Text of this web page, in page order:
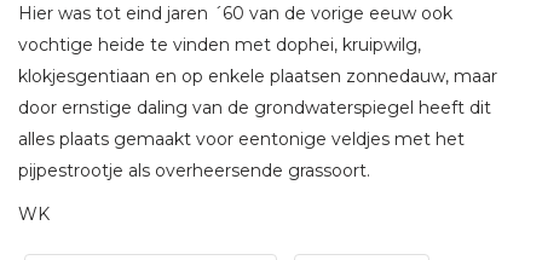
Hier was tot eind jaren ´60 van de vorige eeuw ook
vochtige heide te vinden met dophei, kruipwilg,
klokjesgentiaan en op enkele plaatsen zonnedauw, maar
door ernstige daling van de grondwaterspiegel heeft dit
alles plaats gemaakt voor eentonige veldjes met het
pijpestrootje als overheersende grassoort.
WK